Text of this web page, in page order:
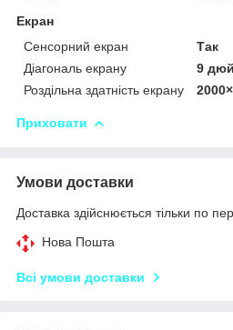
Екран
Сенсорний екран
Так
Діагональ екрану
9
Роздільна здатність екрану
Приховати
Умови доставки
Доставка здійснюється тільки по
Нова Пошта
Всі умови доставки